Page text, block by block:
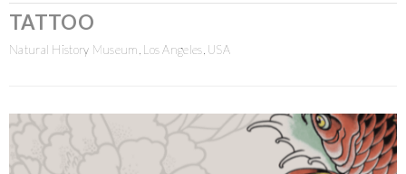
TATTOO
Natural History Museum, Los Angeles, USA